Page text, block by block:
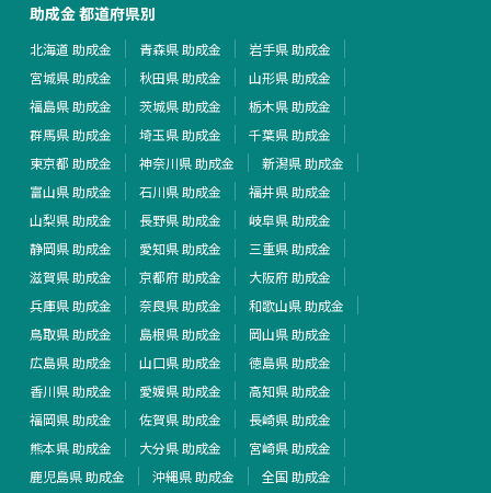
助成金 都道府県別
北海道 助成金 青森県 助成金
岩手県 助成金
宮城県 助成金
秋田県 助成金
山形県 助成金
福島県 助成金
茨城県 助成金
栃木県 助成金
群馬県 助成金
埼玉県 助成金
千葉県 助成金
東京都 助成金
神奈川県 助成金
新潟県 助成金
富山県 助成金
石川県 助成金
福井県 助成金
山梨県 助成金
長野県 助成金
岐阜県 助成金
静岡県 助成金
愛知県 助成金
三重県 助成金
滋賀県 助成金
京都府 助成金
大阪府 助成金
兵庫県 助成金
奈良県 助成金
和歌山県 助成金
鳥取県 助成金
島根県 助成金
岡山県 助成金
広島県 助成金
山口県 助成金
徳島県 助成金
香川県 助成金
愛媛県 助成金
高知県 助成金
福岡県 助成金
佐賀県 助成金
長崎県 助成金
熊本県 助成金
大分県 助成金
宮崎県 助成金
鹿児島県 助成金
沖縄県 助成金
全国 助成金